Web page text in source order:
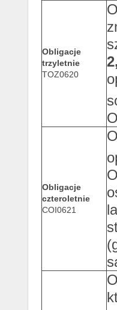
Obligacje
trzyletnie
TOZ0620
Obligacje
czteroletnie
COI0621